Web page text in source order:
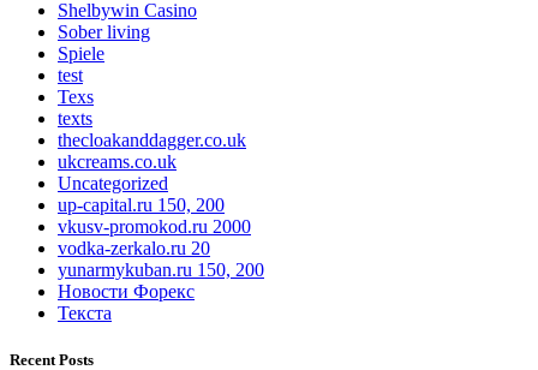
Shelbywin Casino
Sober living
Spiele
test
Texs
texts
thecloakanddagger.co.uk
ukcreams.co.uk
Uncategorized
up-capital.ru 150, 200
vkusv-promokod.ru 2000
vodka-zerkalo.ru 20
yunarmykuban.ru 150, 200
Новости Форекс
Текста
Recent Posts